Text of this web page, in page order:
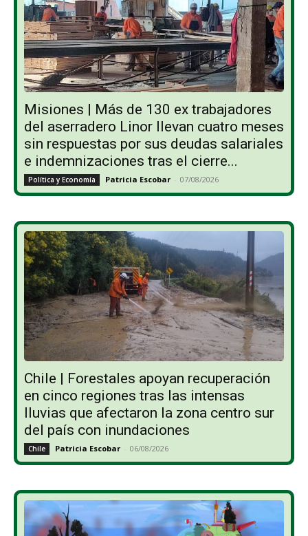
Misiones | Más de 130 ex trabajadores
del aserradero Linor llevan cuatro meses
sin respuestas por sus deudas salariales
e indemnizaciones tras el cierre...
Política y Economía Patricia Escobar - 07/08/2026
Chile | Forestales apoyan recuperación
en cinco regiones tras las intensas
lluvias que afectaron la zona centro sur
del país con inundaciones
Chile Patricia Escobar - 06/08/2026